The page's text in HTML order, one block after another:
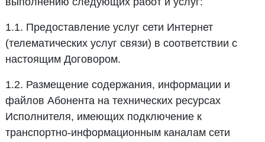
1.1. Предоставление услуг сети Интернет
(телематических услуг связи) в соответствии с
настоящим Договором.
1.2. Размещение содержания, информации и
файлов Абонента на технических ресурсах
Исполнителя, имеющих подключение к
транспортно-информационным каналам сети